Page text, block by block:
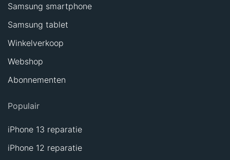
Samsung smartphone
Samsung tablet
Winkelverkoop
Webshop
Abonnementen
Populair
iPhone 13 reparatie
iPhone 12 reparatie